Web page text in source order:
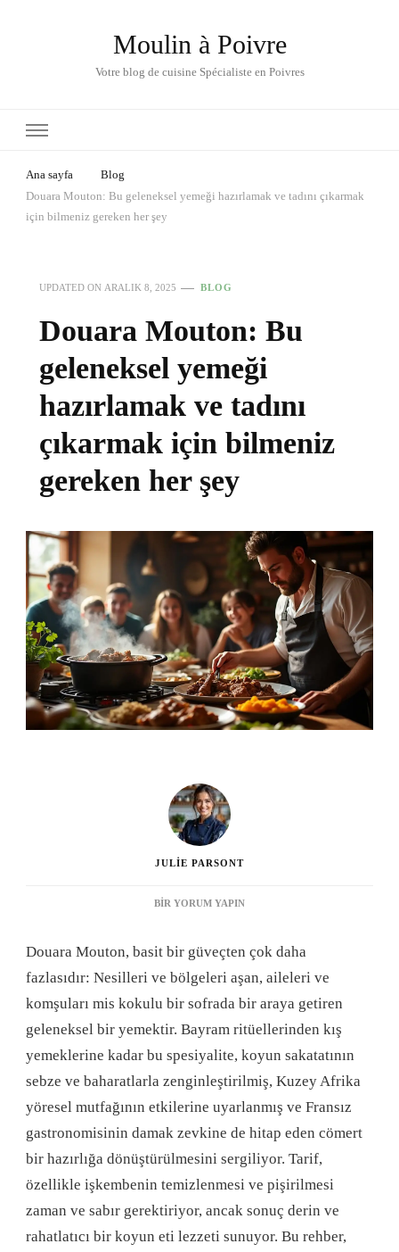
Moulin à Poivre
Votre blog de cuisine Spécialiste en Poivres
Ana sayfa
Blog
Douara Mouton: Bu geleneksel yemeği hazırlamak ve tadını çıkarmak
için bilmeniz gereken her şey
UPDATED ON ARALIK 8, 2025 BLOG
Douara Mouton: Bu
geleneksel yemeği
hazırlamak ve tadını
çıkarmak için bilmeniz
gereken her şey
JULIE PARSONT
DOUARA
GELENEKSEL
YEMEĞI
HAZIRLAMAK
VE
ÇIKARMAK
IÇIN
GEREKEN
HER
IÇIN
BIR YORUM YAPIN
Douara Mouton, basit bir güveçten çok daha
fazlasıdır: Nesilleri ve bölgeleri aşan, aileleri ve
komşuları mis kokulu bir sofrada bir araya getiren
geleneksel bir yemektir. Bayram ritüellerinden kış
yemeklerine kadar bu spesiyalite, koyun sakatatının
sebze ve baharatlarla zenginleştirilmiş, Kuzey Afrika
yöresel mutfağının etkilerine uyarlanmış ve Fransız
gastronomisinin damak zevkine de hitap eden cömert
bir hazırlığa dönüştürülmesini sergiliyor. Tarif,
özellikle işkembenin temizlenmesi ve pişirilmesi
zaman ve sabır gerektiriyor, ancak sonuç derin ve
rahatlatıcı bir koyun eti lezzeti sunuyor. Bu rehber,